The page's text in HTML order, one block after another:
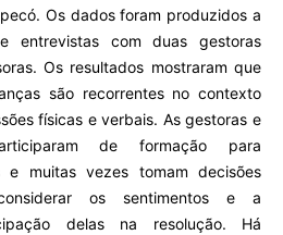
Os dados foram produzidos a
entrevistas com duas gestoras
Os resultados mostraram que
são recorrentes no contexto
físicas e verbais. As gestoras e
de formação para
e muitas vezes tomam decisões
os sentimentos e a
delas na resolução. Há